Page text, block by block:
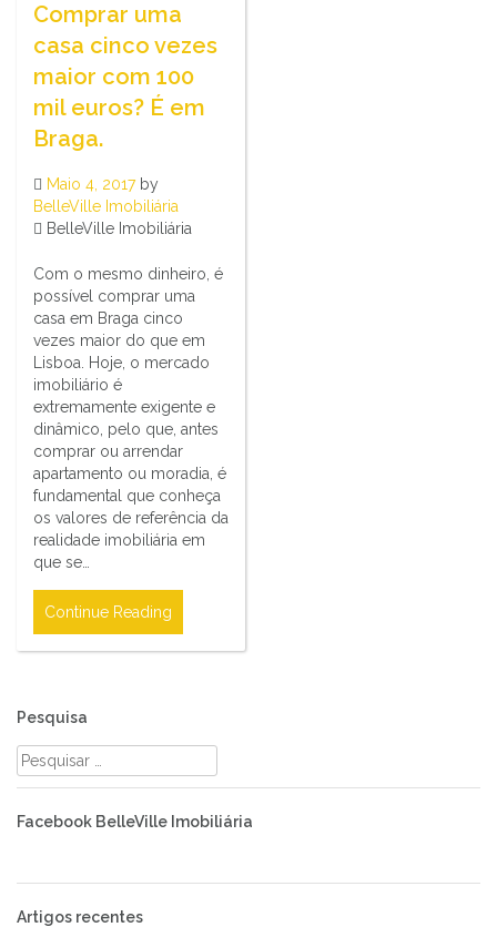
Comprar uma
casa cinco vezes
maior com 100
mil euros? É em
Braga.
Maio 4, 2017by
BelleVille Imobiliária
BelleVille Imobiliária
Com o mesmo dinheiro, é
possível comprar uma
casa em Braga cinco
vezes maior do que em
Lisboa. Hoje, o mercado
imobiliário é
extremamente exigente e
dinâmico, pelo que, antes
comprar ou arrendar
apartamento ou moradia, é
fundamental que conheça
os valores de referência da
realidade imobiliária em
que se…
Continue Reading
Pesquisa
Pesquisar
por:
Facebook BelleVille Imobiliária
Artigos recentes